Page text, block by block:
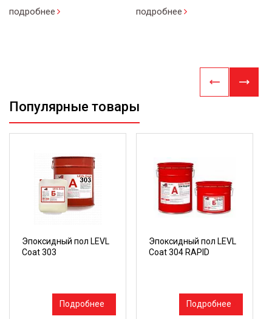
подробнее подробнее
Популярные товары
Эпоксидный пол LEVL
Coat 303
Подробнее
Эпоксидный пол LEVL
Coat 304 RAPID
Подробнее